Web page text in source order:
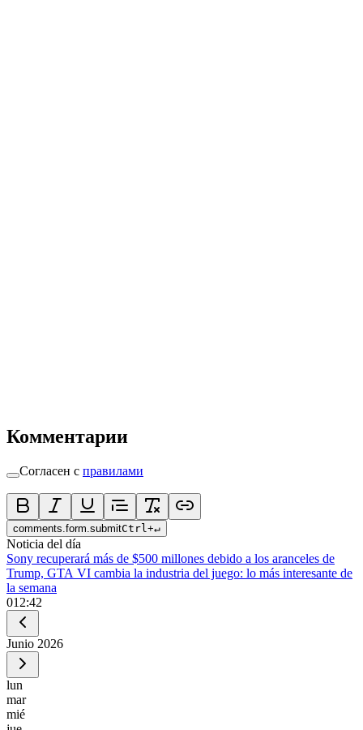
Комментарии
Согласен с правилами
comments.form.submitCtrl +↵
Noticia del día
Sony recuperará más de $500 millones debido a los aranceles de
Trump, GTA VI cambia la industria del juego: lo más interesante de
la semana
012:42
Junio 2026
lun
mar
mié